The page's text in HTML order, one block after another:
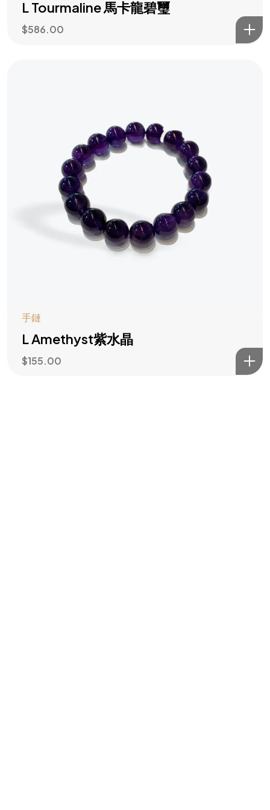
L Tourmaline 馬卡龍碧璽
$586.00
手鏈
L Amethyst紫水晶
$155.00
水木大師助你
主動造勢
訂閱風水指南